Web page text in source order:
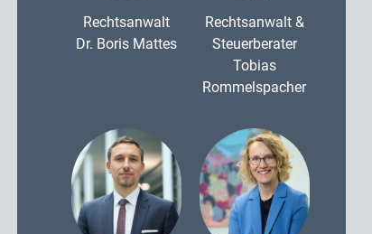
Rechtsanwalt
Dr. Boris Mattes
Rechtsanwalt &
Steuerberater
Tobias
Rommelspacher